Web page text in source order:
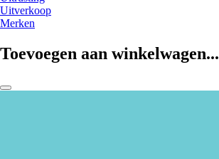
Uitverkoop
Merken
Toevoegen aan winkelwagen...